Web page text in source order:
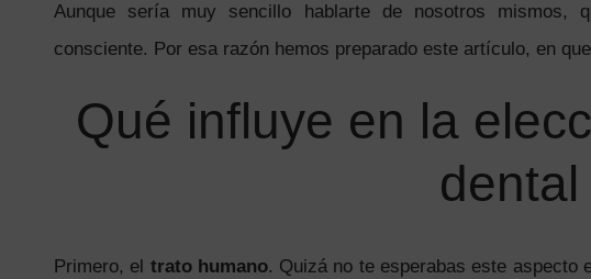
Aunque sería muy sencillo hablarte de nosotros mismos,
consciente. Por esa razón hemos preparado este artículo, en
Qué influye en la
dental
Primero, el trato humano. Quizá no te esperabas este aspecto